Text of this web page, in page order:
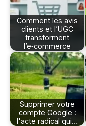
Comment les avis
clients et l’UGC
transforment
l’e‑commerce
Supprimer votre
compte Google :
l'acte radical qui…